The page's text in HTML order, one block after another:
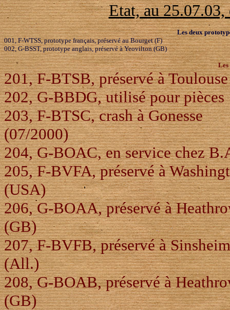
Etat, au
Les deux
001, F-WTSS, prototype français, préservé au Bourget (F)
002, G-BSST, prototype anglais, préservé à Yeovilton (GB)
Les
201, F-BTSB, préservé à
202, G-BBDG, utilisé pour pièces
203, F-BTSC, crash à Gonesse
(07/2000)
204, G-BOAC, en service chez
205, F-BVFA, préservé à
(USA)
206, G-BOAA, préservé à
(GB)
207, F-BVFB, préservé à Sinsheim
(All.)
208, G-BOAB, préservé à
(GB)